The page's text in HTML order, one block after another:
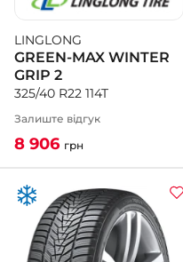
LINGLONG
GREEN-MAX WINTER
GRIP 2
325/40 R22 114T
Залиште відгук
8 906 грн